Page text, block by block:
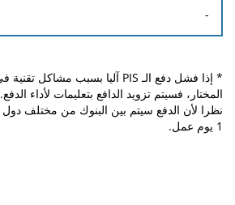
-
المختار، فسيتم تزويد الدافع بتعليمات لأداء الدفع.
1 يوم عمل.